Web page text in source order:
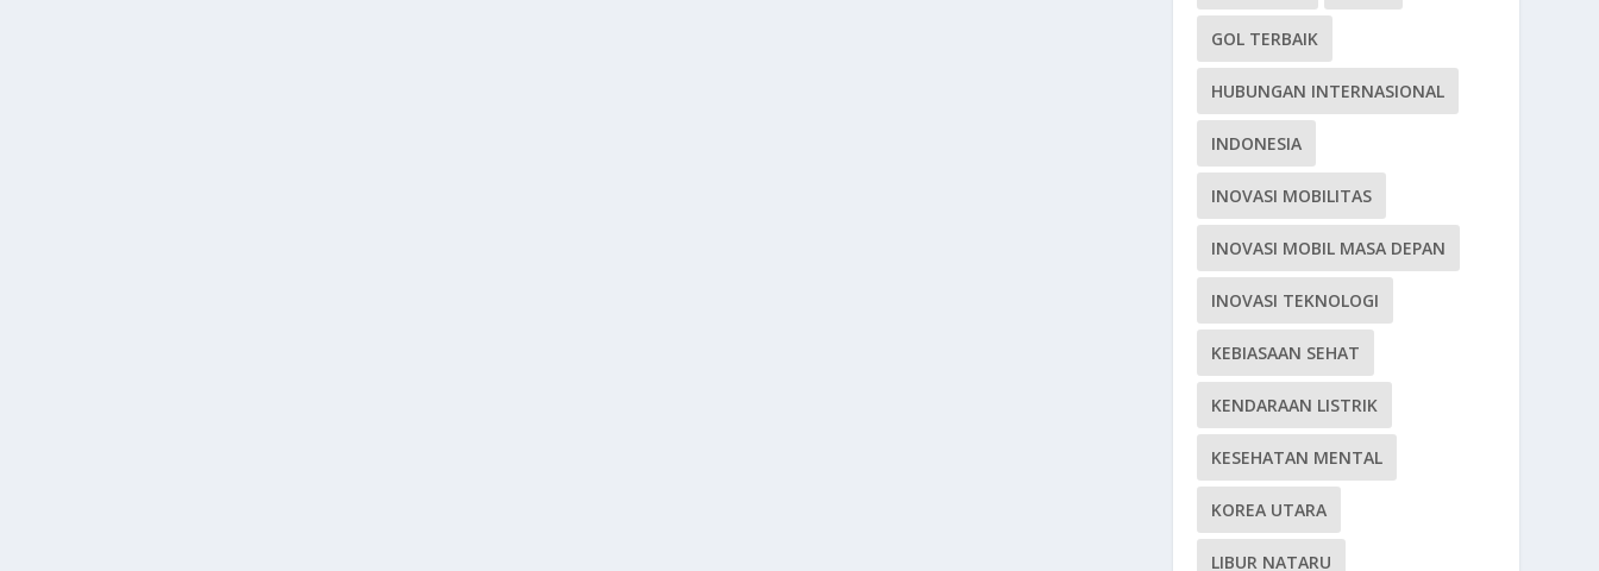
GOL TERBAIK
HUBUNGAN INTERNASIONAL
INDONESIA
INOVASI MOBILITAS
INOVASI MOBIL MASA DEPAN
INOVASI TEKNOLOGI
KEBIASAAN SEHAT
KENDARAAN LISTRIK
KESEHATAN MENTAL
KOREA UTARA
LIBUR NATARU